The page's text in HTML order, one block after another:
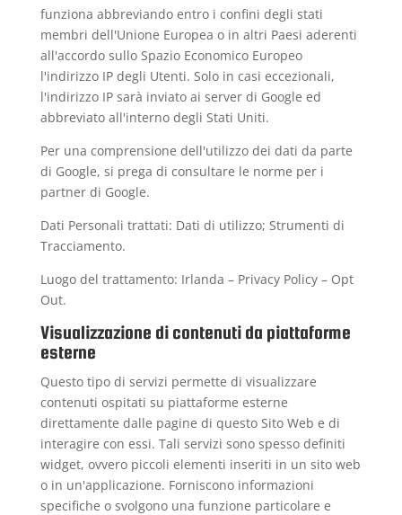
funziona abbreviando entro i confini degli stati
membri dell'Unione Europea o in altri Paesi aderenti
all'accordo sullo Spazio Economico Europeo
l'indirizzo IP degli Utenti. Solo in casi eccezionali,
l'indirizzo IP sarà inviato ai server di Google ed
abbreviato all'interno degli Stati Uniti.
Per una comprensione dell'utilizzo dei dati da parte
di Google, si prega di consultare le norme per i
partner di Google.
Dati Personali trattati: Dati di utilizzo; Strumenti di
Tracciamento.
Luogo del trattamento: Irlanda – Privacy Policy– Opt
Out.
Visualizzazione di contenuti da piattaforme
esterne
Questo tipo di servizi permette di visualizzare
contenuti ospitati su piattaforme esterne
direttamente dalle pagine di questo Sito Web e di
interagire con essi. Tali servizi sono spesso definiti
widget, ovvero piccoli elementi inseriti in un sito web
o in un'applicazione. Forniscono informazioni
specifiche o svolgono una funzione particolare e